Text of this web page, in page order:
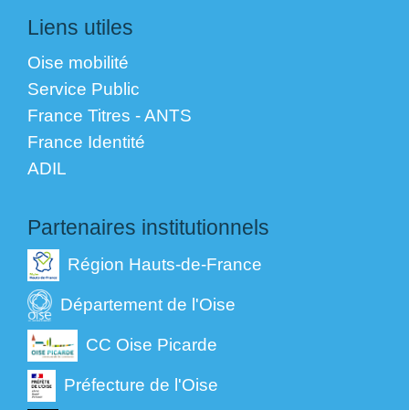
Liens utiles
Oise mobilité
Service Public
France Titres - ANTS
France Identité
ADIL
Partenaires institutionnels
Région Hauts-de-France
Département de l'Oise
CC Oise Picarde
Préfecture de l'Oise